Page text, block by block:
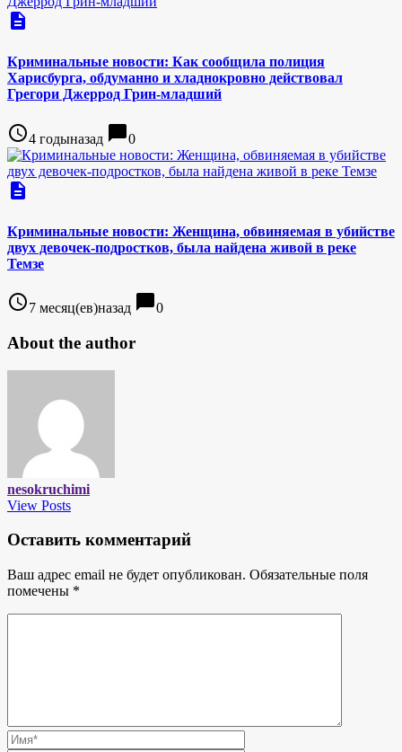
description
Криминальные новости: Как сообщила полиция
Харисбурга, обдуманно и хладнокровно действовал
Грегори Джеррод Грин-младший
access_time4 годыназад chat_bubble0
description
Криминальные новости: Женщина, обвиняемая в убийстве
двух девочек-подростков, была найдена живой в реке
Темзе
access_time7 месяц(ев)назад chat_bubble0
About the author
nesokruchimi
View Posts
Оставить комментарий
Ваш адрес email не будет опубликован. Обязательные поля
помечены *